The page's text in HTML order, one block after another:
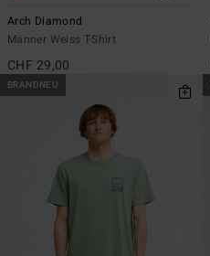
Arch Diamond
Männer Weiss T-Shirt
CHF 29,00
BRANDNEU